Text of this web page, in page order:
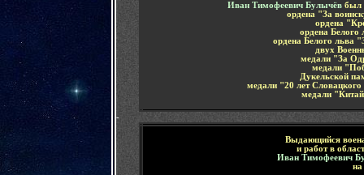
Иван Тимофеевич Булычёв был
ордена "За
ордена
ордена Белого
ордена Белого льва "
двух
медали "За
медали "
Дукельской
медали "20 лет Словацкого
медали "
-
Выдающийся
и работ в
Иван Тимофеевич
на